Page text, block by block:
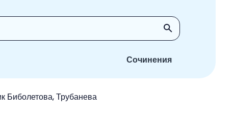
Сочинения
Биболетова, Трубанева